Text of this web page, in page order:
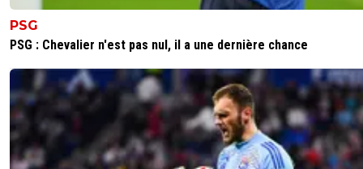
PSG
PSG : Chevalier n'est pas nul, il a une dernière chance